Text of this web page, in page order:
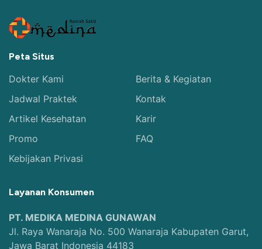
Peta Situs
Dokter Kami
Jadwal Praktek
Artikel Kesehatan
Promo
Kebijakan Privasi
Berita & Kegiatan
Kontak
Karir
FAQ
Layanan Konsumen
PT. MEDIKA MEDINA GUNAWAN
Jl. Raya Wanaraja No. 500 Wanaraja Kabupaten Garut,
Jawa Barat Indonesia 44183